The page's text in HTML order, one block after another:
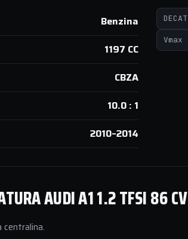
Benzina
1197 CC
CBZA
10.0 : 1
2010–2014
DECAT
Vmax
AUDI A1 1.2 TFSI 86 CV
centralina.